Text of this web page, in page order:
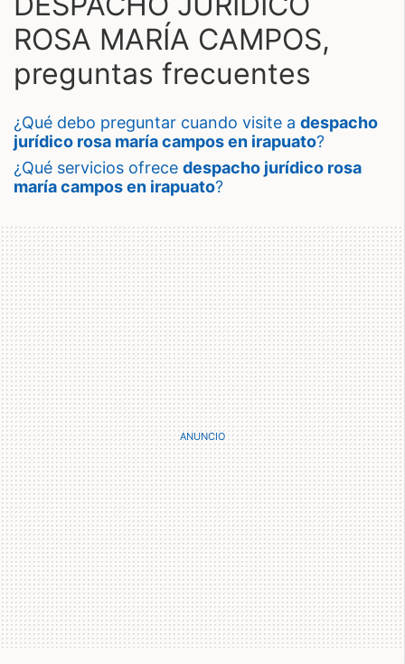
ROSA MARÍA CAMPOS,
preguntas frecuentes
¿qué debo preguntar cuando visite a despacho
jurídico rosa maría campos en irapuato?
¿qué servicios ofrece despacho jurídico rosa
maría campos en irapuato?